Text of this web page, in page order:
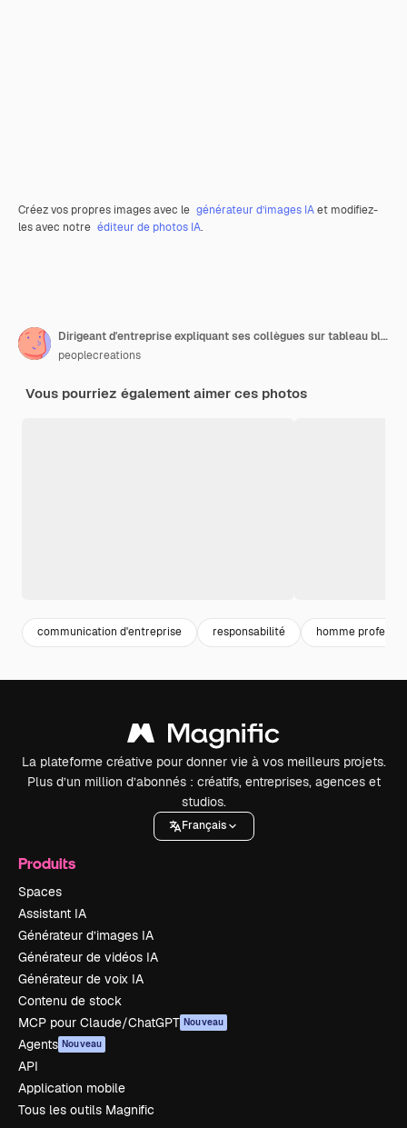
Créez vos propres images avec le générateur d’images IAet modifiez-
les avec notre éditeur de photos IA.
Dirigeant d'entreprise expliquant ses collègues sur tableau blanc
peoplecreations
Vous pourriez également aimer ces photos
communication d'entreprise responsabilité homme
La plateforme créative pour donner vie à vos meilleurs projets.
Plus d’un million d’abonnés : créatifs, entreprises, agences et
studios.
Français
Produits
Spaces
Assistant IA
Générateur d’images IA
Générateur de vidéos IA
Générateur de voix IA
Contenu de stock
MCP pour Claude/ChatGPT Nouveau
Agents Nouveau
API
Application mobile
Tous les outils Magnific